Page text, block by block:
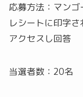
応募方法：マン
レシートに印字
アクセスし回答
当選者数：20名